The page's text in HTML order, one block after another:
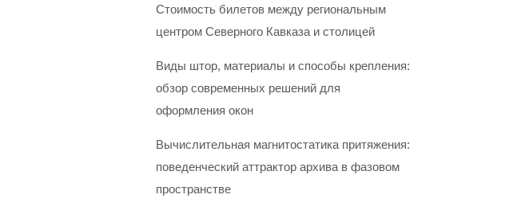
Стоимость билетов между региональным
центром Северного Кавказа и столицей
Виды штор, материалы и способы крепления:
обзор современных решений для
оформления окон
Вычислительная магнитостатика притяжения:
поведенческий аттрактор архива в фазовом
пространстве